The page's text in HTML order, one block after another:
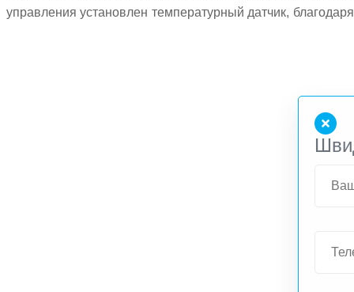
управления установлен температурный датчик,
температуру в помещении и предотвращать ее колебания.